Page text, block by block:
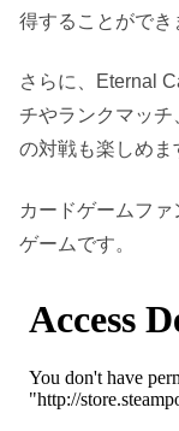
得することができ
さらに、Eternal
チやランクマッ
の対戦も楽しめま
カードゲームフ
ゲームです。